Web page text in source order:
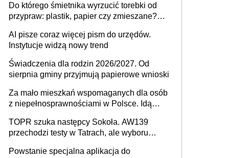
Do którego śmietnika wyrzucić torebki od
przypraw: plastik, papier czy zmieszane?
AI pisze coraz więcej pism do urzędów.
Instytucje widzą nowy trend
Świadczenia dla rodzin 2026/2027. Od
sierpnia gminy przyjmują papierowe wnioski
Za mało mieszkań wspomaganych dla osób
z niepełnosprawnościami w Polsce. Idą
TOPR szuka następcy Sokoła. AW139
przechodzi testy w Tatrach, ale wyboru
Powstanie specjalna aplikacja do